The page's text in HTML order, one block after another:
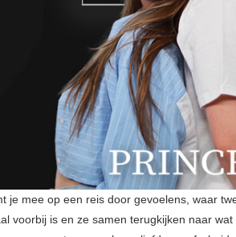
je mee op een reis door gevoelens, waar
voorbij is en ze samen terugkijken naar